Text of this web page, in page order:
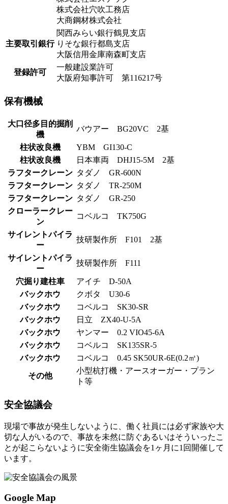
株式会社穴吹工務店
大商鋼材株式会社
主要取引銀行
関西みらい銀行鶴見支店
りそな銀行都島支店
大阪信用金庫南森町支店
登録許可
一般建設業許可
大阪府知事許可 第116217号
保有機械
大口径多目的掘削
機
バウアー BG20VC 2基
柱状改良機
YBM GI130-C
柱状改良機
日本車両 DHJ15-5M 2基
ラフタークレーン タダノ GR-600N
ラフタークレーン タダノ TR-250M
ラフタークレーン タダノ GR-250
クローラークレー
ン
コベルコ TK750G
サイレントパイラ
ー
技研製作所 F101 2基
サイレントパイラ
ー
技研製作所 F111
穴掘り建柱車
アイチ D-50A
バックホウ
クボタ U30-6
バックホウ
コベルコ SK30-SR
バックホウ
日立 ZX40-U-5A
バックホウ
ヤンマー 0.2 VIO45-6A
バックホウ
コベルコ SK135SR-5
バックホウ
コベルコ 0.45 SK50UR-6E(0.2㎥)
その他
小型杭打機・アースオーガー・プラン
ト等
安全協議会
現場で事故が発生しないように、働く社員には必ず家族や大
切な人がいるので、事故を未然に防ぐあるいはそういったこ
とが起こらないように安全衛生協議会を1ヶ月に1回開催して
います。
Google Map